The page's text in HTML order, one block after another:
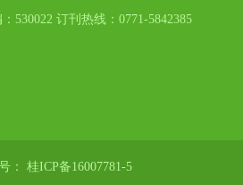
530022 订刊热线：0771-5842385
： 桂ICP备16007781-5